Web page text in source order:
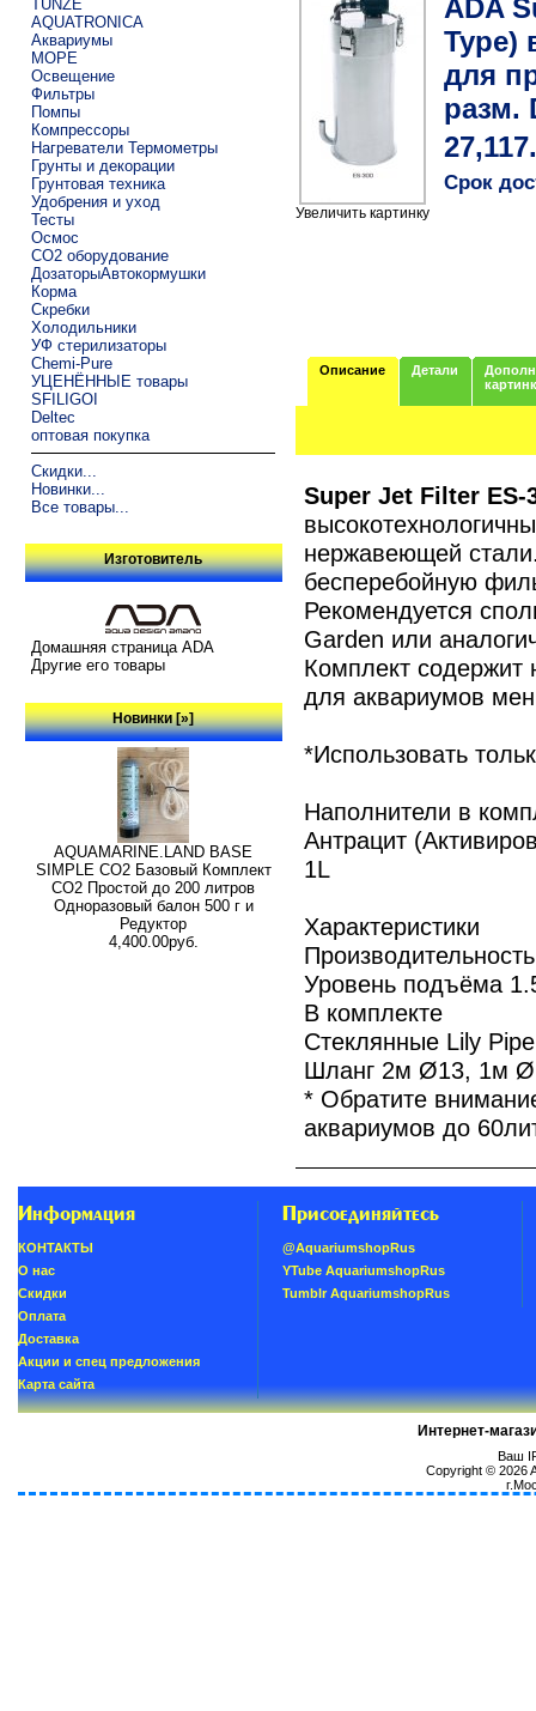
TUNZE
AQUATRONICA
Аквариумы
МОРЕ
Освещение
Фильтры
Помпы
Компрессоры
Нагреватели Термометры
Грунты и декорации
Грунтовая техника
Удобрения и уход
Тесты
Осмос
CO2 оборудование
ДозаторыАвтокормушки
Корма
Скребки
Холодильники
УФ стерилизаторы
Chemi-Pure
УЦЕНЁННЫЕ товары
SFILIGOI
Deltec
оптовая покупка
Скидки...
Новинки...
Все товары...
Изготовитель
Домашняя страница ADA
Другие его товары
Новинки [»]
AQUAMARINE.LAND BASE
SIMPLE СО2 Базовый Комплект
СО2 Простой до 200 литров
Одноразовый балон 500 г и
Редуктор
4,400.00руб.
Увеличить картинку
ADA
Type)
для
разм.
Срок
Описание Детали
Super Jet Filter ES-
нержавеющей
бесперебойную
Рекомендуется
Garden или
Комплект содержит
для аквариумов
*Использовать
Наполнители в
Антрацит
1L
Характеристики
Уровень подъёма
В комплекте
Стеклянные Lily
Шланг 2м Ø13, 1м
* Обратите
аквариумов до
Информация
КОНТАКТЫ
О нас
Скидки
Oплатa
Доставка
Акции и спец предложения
Карта сайта
Присоединяйтесь
@AquariumshopRus
YTube AquariumshopRus
Tumblr AquariumshopRus
Интернет-
Ваш
Copyright © 2026